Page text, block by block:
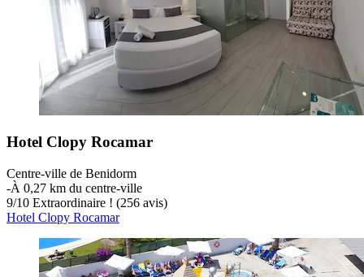
Hotel Clopy Rocamar
Centre-ville de Benidorm
‐À 0,27 km du centre-ville
9/10 Extraordinaire ! (256 avis)
Hotel Clopy Rocamar